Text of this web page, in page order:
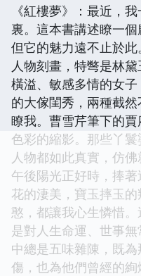
《紅樓夢》：最近，
裏。這本書講述瞭一
但它的魅力遠不止於
人物刻畫，特彆是林
橫溢、敏感多情的女
的大傢閨秀，兩種截
瞭我。曹雪芹筆下的
色彩的縮影。那些丫
人物都如此真實，仿
午後陽光正好時，捧
花的淒美，寶玉摔玉
憨，都讓我心生憐惜
是對人生命運、世事
中總是五味雜陳，既
傷，也為他們曾經的絢